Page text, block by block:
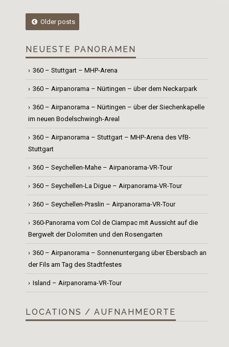
Posts
navigation
Older posts
NEUESTE PANORAMEN
360 – Stuttgart – MHP-Arena
360 – Airpanorama – Nürtingen – über dem Neckarpark
360 – Airpanorama – Nürtingen – über der Siechenkapelle
im neuen Bodelschwingh-Areal
360 – Airpanorama – Stuttgart – MHP-Arena des VfB-
Stuttgart
360 – Seychellen-Mahe – Airpanorama-VR-Tour
360 – Seychellen-La Digue – Airpanorama-VR-Tour
360 – Seychellen-Praslin – Airpanorama-VR-Tour
360-Panorama vom Col de Ciampac mit Aussicht auf die
Bergwelt der Dolomiten und den Rosengarten
360 – Airpanorama – Sonnenuntergang über Ebersbach an
der Fils am Tag des Stadtfestes
Island – Airpanorama-VR-Tour
LOCATIONS / AUFNAHMEORTE